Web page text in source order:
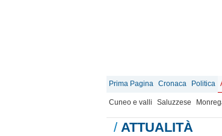
Prima Pagina Cronaca Politica
Cuneo e valli Saluzzese
/ ATTUALITÀ